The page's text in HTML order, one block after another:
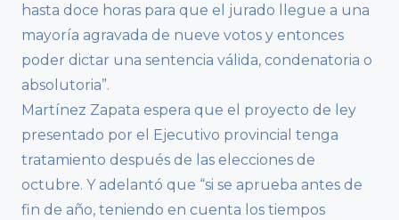
hasta doce horas para que el jurado llegue a una
mayoría agravada de nueve votos y entonces
poder dictar una sentencia válida, condenatoria o
absolutoria”.
Martínez Zapata espera que el proyecto de ley
presentado por el Ejecutivo provincial tenga
tratamiento después de las elecciones de
octubre. Y adelantó que “si se aprueba antes de
fin de año, teniendo en cuenta los tiempos